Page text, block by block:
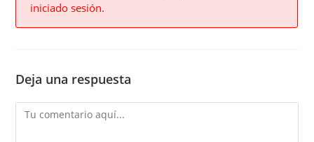
iniciado sesión.
Deja una respuesta